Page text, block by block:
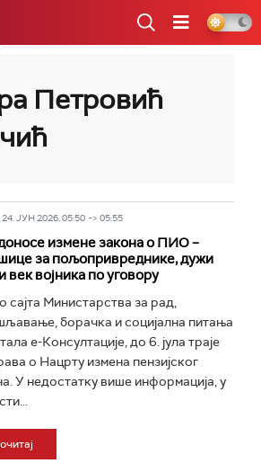
Петровић
ЈУН 2026, 05:50 -> 05:55
измене закона о ПИО –
за пољопривреднике, дужи
век војника по уговору
сајта Министарства за рад,
борачка и социјална питања
е-Консултације, до 6. јула траје
о Нацрту измена пензијског
У недостатку више информација, у